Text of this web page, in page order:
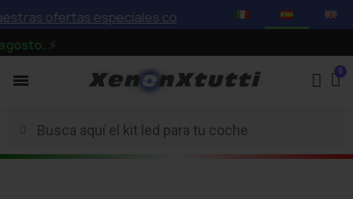
ofertas especiales con descuentos de hasta el 75%
⚡